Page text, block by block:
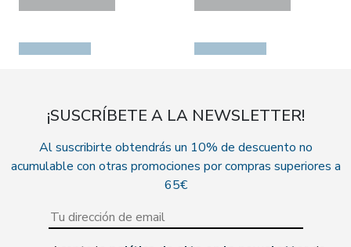
¡SUSCRÍBETE A LA NEWSLETTER!
Al suscribirte obtendrás un 10% de descuento no
acumulable con otras promociones por compras superiores a
65€